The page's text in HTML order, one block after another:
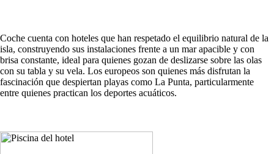
Coche cuenta con hoteles que han respetado el equilibrio natural de la
isla, construyendo sus instalaciones frente a un mar apacible y con
brisa constante, ideal para quienes gozan de deslizarse sobre las olas
con su tabla y su vela. Los europeos son quienes más disfrutan la
fascinación que despiertan playas como La Punta, particularmente
entre quienes practican los deportes acuáticos.